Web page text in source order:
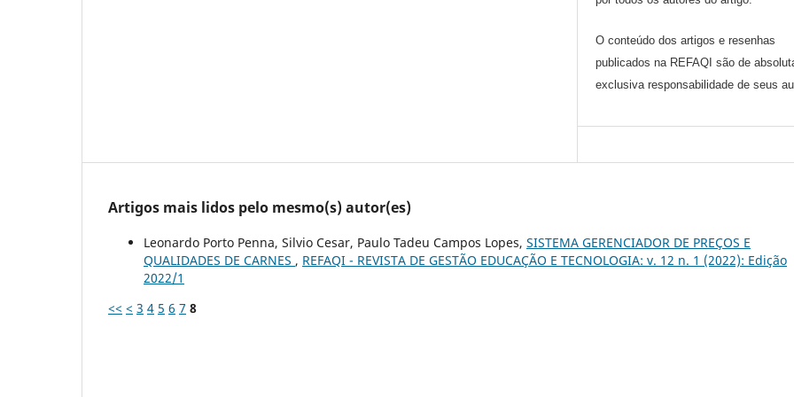
O conteúdo dos artigos e resenhas
publicados na REFAQI são de
exclusiva responsabilidade de seus
Artigos mais lidos pelo mesmo(s) autor(es)
Leonardo Porto Penna, Silvio Cesar, Paulo Tadeu Campos Lopes, SISTEMA GERENCIADOR DE PREÇOS E
QUALIDADES DE CARNES , REFAQI - REVISTA DE GESTÃO EDUCAÇÃO E TECNOLOGIA: v. 12 n. 1 (2022): Edição
2022/1
<< < 3 4 5 6 7 8